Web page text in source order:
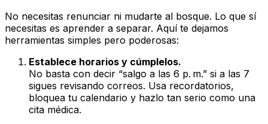
No necesitas renunciar ni mudarte al bosque. Lo que sí
necesitas es aprender a separar. Aquí te dejamos
herramientas simples pero poderosas:
Establece horarios y cúmplelos.
No basta con decir “salgo a las 6 p. m.” si a las 7
sigues revisando correos. Usa recordatorios,
bloquea tu calendario y hazlo tan serio como una
cita médica.